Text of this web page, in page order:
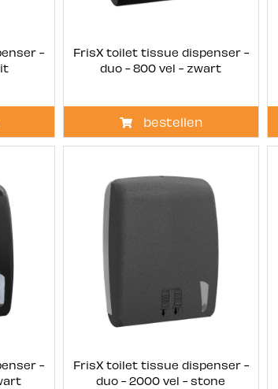
-
FrisX toilet tissue dispenser -
duo - 800 vel - zwart
bestellen
-
FrisX toilet tissue dispenser -
duo - 2000 vel - stone